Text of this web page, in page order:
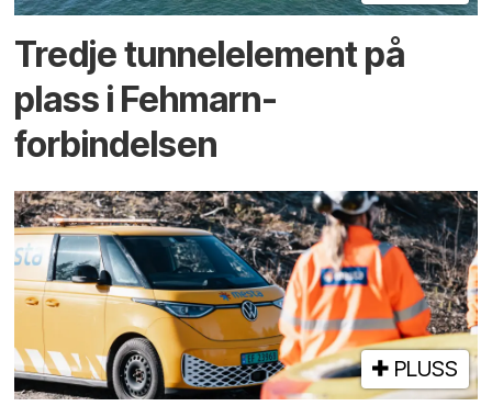
Tredje tunnel­element på
plass i Fehmarn-
forbindelsen
PLUSS